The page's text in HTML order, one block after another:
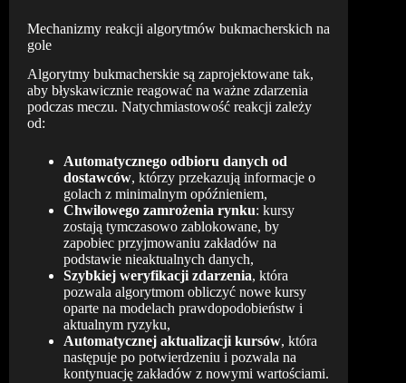
Mechanizmy reakcji algorytmów bukmacherskich na
gole
Algorytmy bukmacherskie są zaprojektowane tak,
aby błyskawicznie reagować na ważne zdarzenia
podczas meczu. Natychmiastowość reakcji zależy
od:
Automatycznego odbioru danych od
dostawców, którzy przekazują informacje o
golach z minimalnym opóźnieniem,
Chwilowego zamrożenia rynku: kursy
zostają tymczasowo zablokowane, by
zapobiec przyjmowaniu zakładów na
podstawie nieaktualnych danych,
Szybkiej weryfikacji zdarzenia, która
pozwala algorytmom obliczyć nowe kursy
oparte na modelach prawdopodobieństw i
aktualnym ryzyku,
Automatycznej aktualizacji kursów, która
następuje po potwierdzeniu i pozwala na
kontynuację zakładów z nowymi wartościami.